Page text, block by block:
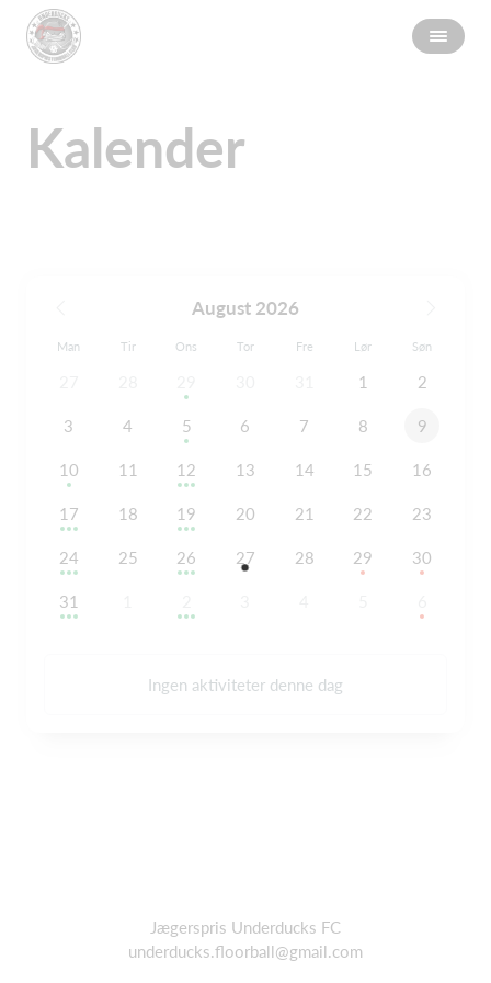
Kalender
August 2026
Man Tir Ons Tor Fre Lør Søn
1 2
3 4 5 6 7 8 9
10 11 12 13 14 15 16
17 18 19 20 21 22 23
24 25 26 27 28 29 30
31
Ingen aktiviteter denne dag
Jægerspris Underducks FC
underducks.floorball@gmail.com